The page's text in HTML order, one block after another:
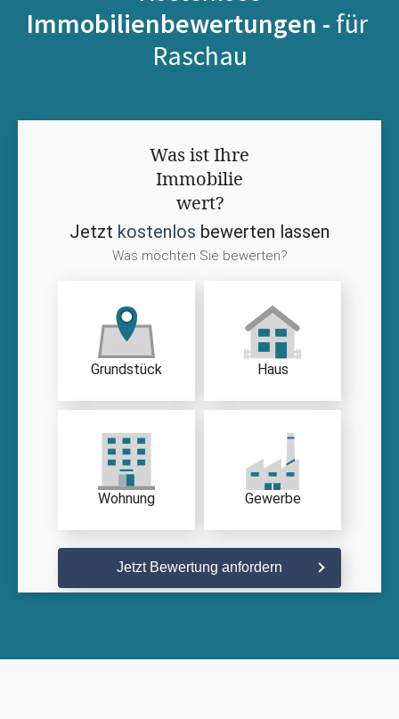
Immobilienbewertungen - für
Raschau
Was ist Ihre
Immobilie
wert?
Jetzt kostenlos bewerten lassen
Was möchten Sie bewerten?
Grundstück Haus
Wohnung Gewerbe
Jetzt Bewertung anfordern